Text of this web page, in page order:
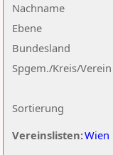
Nachname
Ebene
Sortierung
Bundesland
Spgem./Kreis/Verein
Vereinslisten:Wien